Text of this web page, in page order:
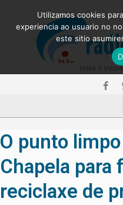
O punto
Chapela para
reciclaxe de
Utilizamos cookies
experiencia ao usuario no
este sitio